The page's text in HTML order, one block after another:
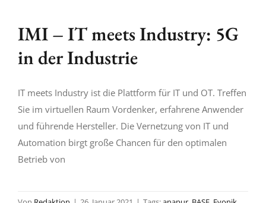
IMI – IT meets Industry: 5G
in der Industrie
IT meets Industry ist die Plattform für IT und OT. Treffen
Sie im virtuellen Raum Vordenker, erfahrene Anwender
und führende Hersteller. Die Vernetzung von IT und
Automation birgt große Chancen für den optimalen
Betrieb von